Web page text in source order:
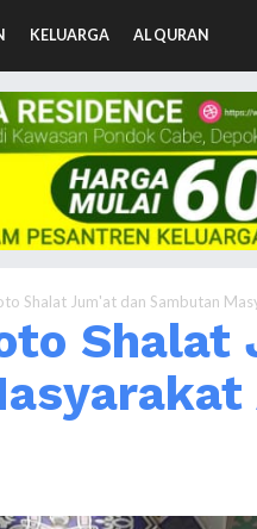
KELUARGA AL QURAN
Shalat Jum'at dan Sambutan
Shalat